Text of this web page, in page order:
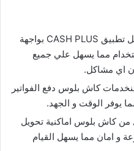
سهولة الاستخدام: يتميز تحميل تطبيق CASH PLUS بواجهة
مما يسهل علي جميع
اي مشاكل.
كاش بلوس دفع الفواتير
يوفر الوقت و الجهد.
من كاش بلوس اماكنية تحويل
و امان مما يسهل القيام